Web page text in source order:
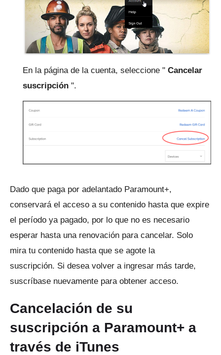
En la página de la cuenta, seleccione " Cancelar
suscripción ".
Dado que paga por adelantado Paramount+,
conservará el acceso a su contenido hasta que expire
el período ya pagado, por lo que no es necesario
esperar hasta una renovación para cancelar. Solo
mira tu contenido hasta que se agote la
suscripción. Si desea volver a ingresar más tarde,
suscríbase nuevamente para obtener acceso.
Cancelación de su
suscripción a Paramount+ a
través de iTunes